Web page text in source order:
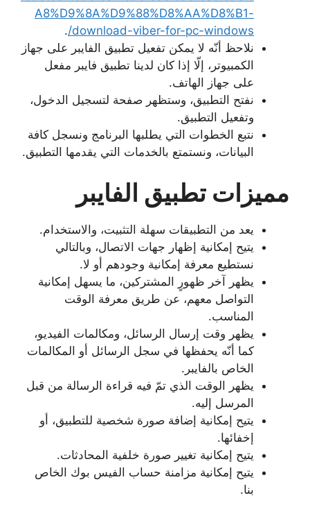
A8%D9%8A%D9%88%D8%AA%D8%B1-
download-viber-for-pc-windows/
.
نلاحظ أنّه لا يمكن تفعيل تطبيق الفايبر على جهاز
الكمبيوتر، إلّا إذا كان لدينا تطبيق فايبر مفعل
على جهاز الهاتف.
نفتح التطبيق، وستظهر صفحة لتسجيل الدخول،
وتفعيل التطبيق.
نتبع الخطوات التي يطلبها البرنامج ونسجل كافة
البيانات، ونستمتع بالخدمات التي يقدمها التطبيق.
مميزات تطبيق الفايبر
يعد من التطبيقات سهلة التثبيت، والاستخدام.
يتيح إمكانية إظهار جهات الاتصال، وبالتالي
نستطيع معرفة إمكانية وجودهم أو لا.
يظهر آخر ظهورٍ المشتركين، ما يسهل إمكانية
التواصل معهم، عن طريق معرفة الوقت
المناسب.
يظهر وقت إرسال الرسائل، ومكالمات الفيديو،
كما أنّه يحفظها في سجل الرسائل أو المكالمات
الخاص بالفايبر.
يظهر الوقت الذي تمّ فيه قراءة الرسالة من قبل
المرسل إليه.
يتيح إمكانية إضافة صورة شخصية للتطبيق، أو
إخفائها.
يتيح إمكانية تغيير صورة خلفية المحادثات.
يتيح إمكانية مزامنة حساب الفيس بوك الخاص
بنا.